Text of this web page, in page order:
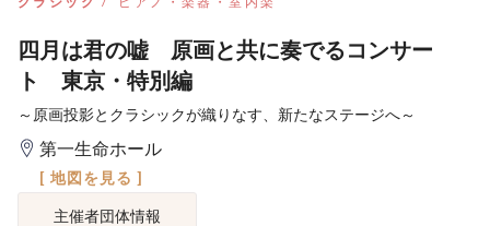
四月は君の嘘 原画と共に奏でるコンサー
ト 東京・特別編
～原画投影とクラシックが織りなす、新たなステージへ～
第一生命ホール
[ 地図を見る ]
主催者団体情報